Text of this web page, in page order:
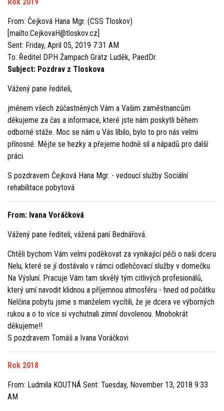
From: Čejková Hana Mgr. (CSS Tloskov)
[mailto:CejkovaH@tloskov.cz]
Sent: Friday, April 05, 2019 7:31 AM
To: Ředitel DPH Žampach Grätz Luděk, PaedDr.
Subject: Pozdrav z Tloskova
Vážený pane řediteli,
jménem všech zúčastněných Vám a Vašim zaměstnancům
děkujeme za čas a informace, které jste nám poskytli během
odborné stáže. Moc se nám u Vás líbilo, bylo to pro nás velmi
přínosné. Mějte se hezky a přejeme hodně sil a nápadů pro další
práci.
S pozdravem Čejková Hana Mgr. - vedoucí služby Sociální
rehabilitace pobytová
From: Ivana Voráčková
Vážený pane řediteli, vážená paní Bednářová.
Chtěli bychom Vám velmi poděkovat za vynikající péči o naši dceru
Nelu, které se jí dostávalo v rámci odlehčovací služby v domečku
Na Výsluní. Pracuje Vám tam skvělý tým citlivých profesionálů,
který umí navodit klidnou a příjemnou atmosféru - hned od počátku
Nelčina pobytu jsme s manželem vycítili, že je dcera ve výborných
rukou a o to více si vychutnali zimní dovolenou. Mnohokrát
děkujeme!!
S pozdravem Tomáš a Ivana Voráčkovi
Rok 2018
From: Ludmila KOUTNÁ Sent: Tuesday, November 13, 2018 9:33
AM